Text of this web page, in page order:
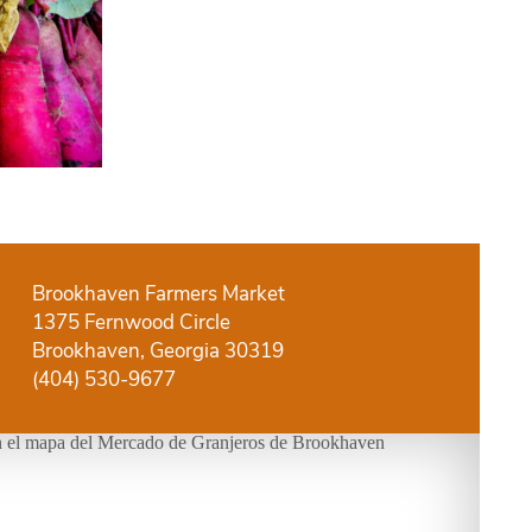
Brookhaven Farmers Market
1375 Fernwood Circle
Brookhaven, Georgia 30319
(404) 530-9677